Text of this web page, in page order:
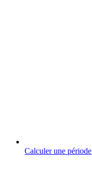
Calculer une période